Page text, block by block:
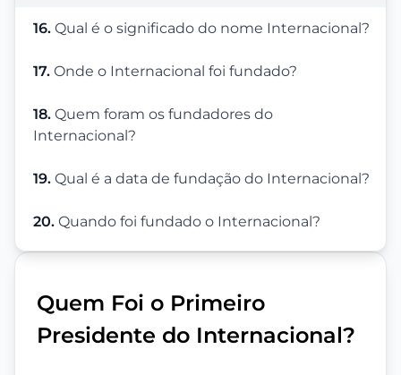
16. Qual é o significado do nome Internacional?
17. Onde o Internacional foi fundado?
18. Quem foram os fundadores do
Internacional?
19. Qual é a data de fundação do Internacional?
20. Quando foi fundado o Internacional?
Quem Foi o Primeiro
Presidente do Internacional?